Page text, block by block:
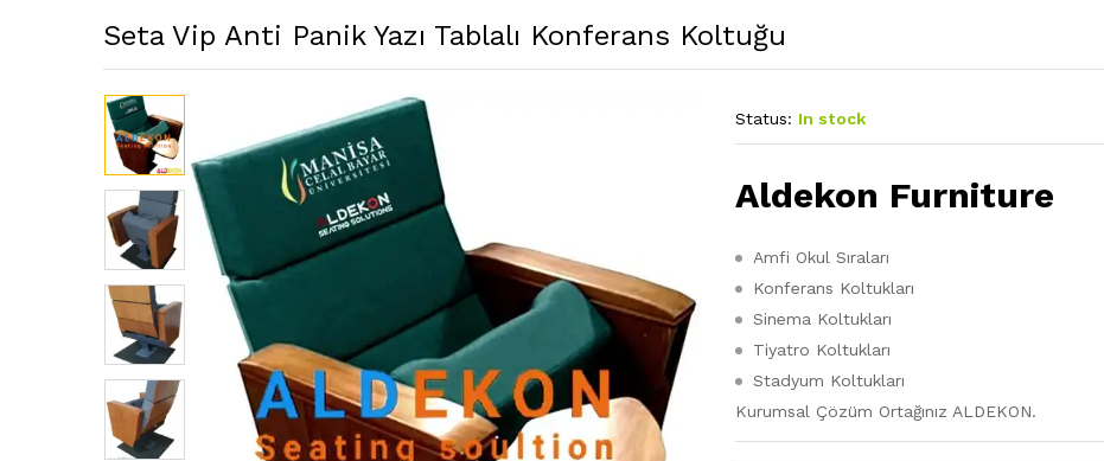
Seta Vip Anti Panik Yazı Tablalı Konferans Koltuğu
Status: In stock
Aldekon Furniture
Amfi Okul Sıraları
Konferans Koltukları
Sinema Koltukları
Tiyatro Koltukları
Stadyum Koltukları
Kurumsal Çözüm Ortağınız ALDEKON.